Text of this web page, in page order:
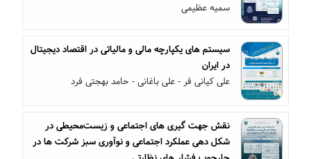
سمیه عظیمی
سیستم های یکپارچه مالی و مالیاتی در اقتصاد دیجیتال
در ایران
علی کیانی فر - علی باغانی - حامد بهجتی فرد
نقش جهت گیری های اجتماعی و زیست‌محیطی در
شکل دهی عملکرد اجتماعی و نوآوری سبز شرکت ها در